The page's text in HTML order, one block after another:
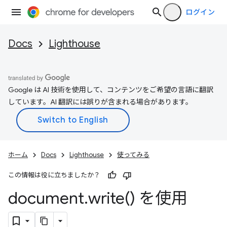
ログイン
Docs Lighthouse
Google は AI 技術を使用して、コンテンツをご希望の言語に翻訳
しています。AI 翻訳には誤りが含まれる場合があります。
ホーム Docs Lighthouse 使ってみる
この情報は役に立ちましたか？
document.write() を使用